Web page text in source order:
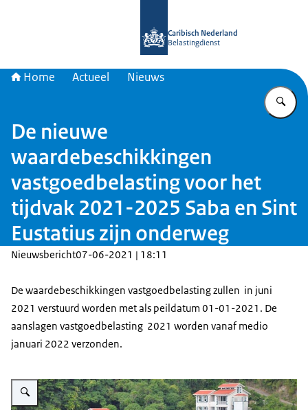
Caribisch Nederland
Belastingdienst
Home Actueel Nieuws
De nieuwe
waardebeschikkingen
vastgoedbelasting voor het
tijdvak 2021-2025 Saba en Sint
Eustatius zijn onderweg
Nieuwsbericht07-06-2021 | 18:11
De waardebeschikkingen vastgoedbelasting zullen in juni
2021 verstuurd worden met als peildatum 01-01-2021. De
aanslagen vastgoedbelasting 2021 worden vanaf medio
januari 2022 verzonden.
Vergroot afbeelding Bovenwinden